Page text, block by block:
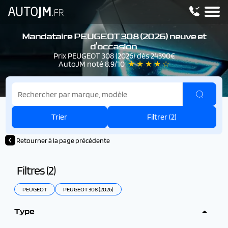
Mandataire PEUGEOT 308 (2026) neuve et
d'occasion
Prix PEUGEOT 308 (2026) dès 24390€
AutoJM noté 8.9/10★ ★ ★ ★ ☆
Trier Filtrer (2)
Retourner à la page précédente
Filtres (2)
PEUGEOT PEUGEOT 308 (2026)
Type